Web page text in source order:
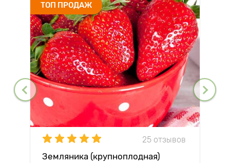
ТОП ПРОДАЖ
25 отзывов
Земляника (крупноплодная)